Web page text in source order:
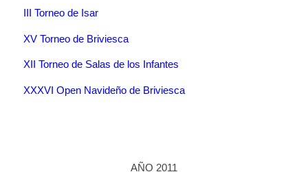
III Torneo de Isar
XV Torneo de Briviesca
XII Torneo de Salas de los Infantes
XXXVI Open Navideño de Briviesca
AÑO 2011